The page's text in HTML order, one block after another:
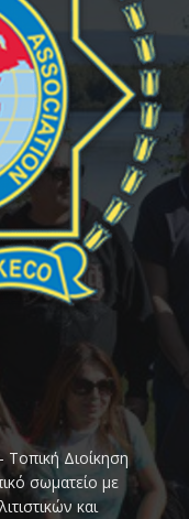
Διοίκηση
σωματείο με
και